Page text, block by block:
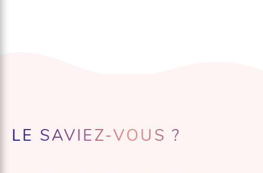
LE SAVIEZ-VOUS ?